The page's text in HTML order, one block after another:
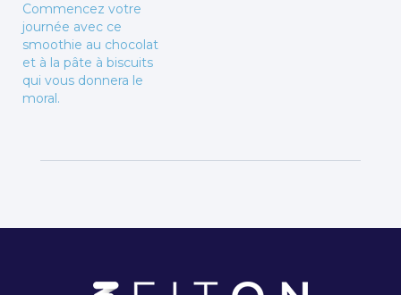
Commencez votre
journée avec ce
smoothie au chocolat
et à la pâte à biscuits
qui vous donnera le
moral.